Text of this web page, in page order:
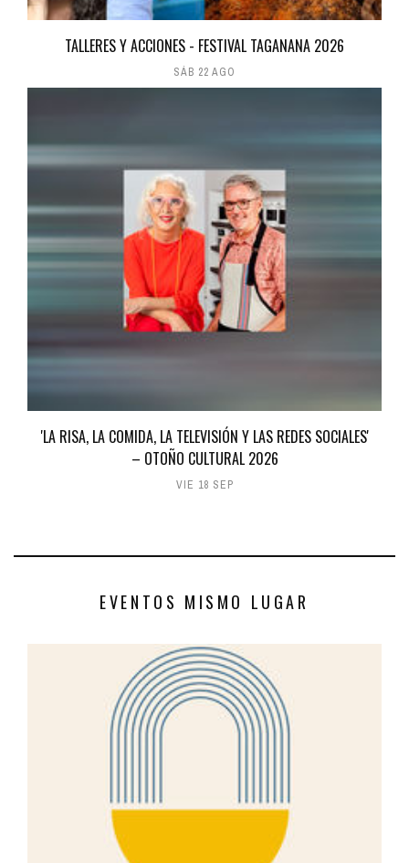
TALLERES Y ACCIONES - FESTIVAL TAGANANA 2026
SÁB 22 AGO
'LA RISA, LA COMIDA, LA TELEVISIÓN Y LAS REDES SOCIALES'
– OTOÑO CULTURAL 2026
VIE 18 SEP
EVENTOS MISMO LUGAR